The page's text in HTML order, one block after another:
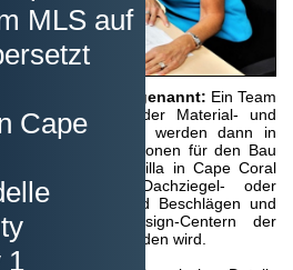
MLS auf
Cape
1
selection” genannt: Ein Team
begleitet Sie bei der Material- und
mit Ihnen werden dann in
Spezifikationen für den Bau
neuen Hauses / Villa in Cape Coral
Bodenbeläge, Dachziegel- oder
von Armaturen und Beschlägen und
in den Design-Centern der
stattfinden wird.